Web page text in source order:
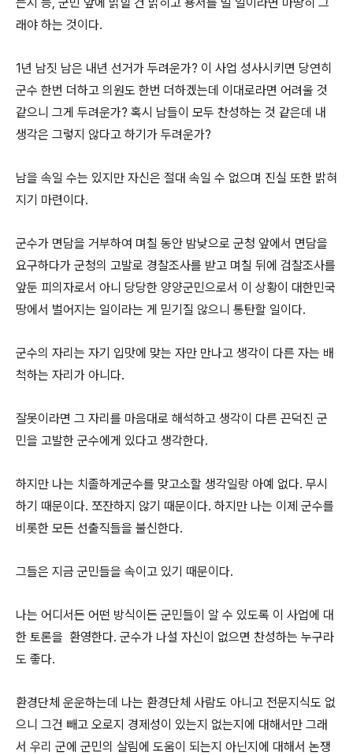
래야 하는 것이다.
1년 남짓 남은 내년 선거가 두려운가? 이 사업 성사시키면 당연히
군수 한번 더하고 의원도 한번 더하겠는데 이대로라면 어려울 것
같으니 그게 두려운가? 혹시 남들이 모두 찬성하는 것 같은데 내
생각은 그렇지 않다고 하기가 두려운가?
남을 속일 수는 있지만 자신은 절대 속일 수 없으며 진실 또한 밝혀
지기 마련이다.
군수가 면담을 거부하여 며칠 동안 밤낮으로 군청 앞에서 면담을
요구하다가 군청의 고발로 경찰조사를 받고 며칠 뒤에 검찰조사를
앞둔 피의자로서 아니 당당한 양양군민으로서 이 상황이 대한민국
땅에서 벌어지는 일이라는 게 믿기질 않으니 통탄할 일이다.
군수의 자리는 자기 입맛에 맞는 자만 만나고 생각이 다른 자는 배
척하는 자리가 아니다.
잘못이라면 그 자리를 마음대로 해석하고 생각이 다른 끈덕진 군
민을 고발한 군수에게 있다고 생각한다.
하지만 나는 치졸하게군수를 맞고소할 생각일랑 아예 없다. 무시
하기 때문이다. 쪼잔하지 않기 때문이다. 하지만 나는 이제 군수를
비롯한 모든 선출직들을 불신한다.
그들은 지금 군민들을 속이고 있기 때문이다.
나는 어디서든 어떤 방식이든 군민들이 알 수 있도록 이 사업에 대
한 토론을 환영한다. 군수가 나설 자신이 없으면 찬성하는 누구라
도 좋다.
환경단체 운운하는데 나는 환경단체 사람도 아니고 전문지식도 없
으니 그건 빼고 오로지 경제성이 있는지 없는지에 대해서만 그래
서 우리 군에 군민의 살림에 도움이 되는지 아닌지에 대해서 논쟁